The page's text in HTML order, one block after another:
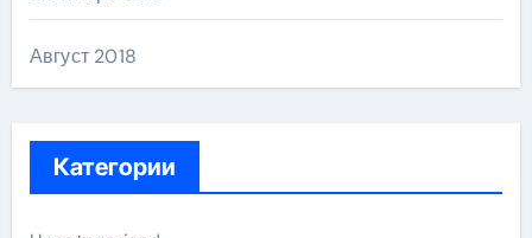
Август 2018
Категории